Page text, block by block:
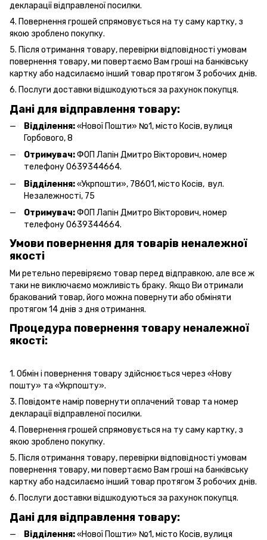
декларації відправленої посилки.
4. Повернення грошей спрямовується на ту саму картку, з
якою зроблено покупку.
5. Після отримання товару, перевірки відповідності умовам
повернення товару, ми повертаємо Вам гроші на банківську
картку або надсилаємо інший товар протягом 3 робочих днів.
6. Послуги доставки відшкодуються за рахунок покупця.
Дані для відправлення товару:
Відділення:«Нової Пошти» №1, місто Косів, вулиця
Горбового, 8
Отримувач:ФОП Лапін Дмитро Вікторович, номер
телефону 0639344664.
Відділення:«Укрпошти», 78601, місто Косів, вул.
Незалежності, 75
Отримувач:ФОП Лапін Дмитро Вікторович, номер
телефону 0639344664.
Умови повернення для товарів неналежної
якості
Ми ретельно перевіряємо товар перед відправкою, але все ж
таки не виключаємо можливість браку. Якщо Ви отримали
бракований товар, його можна повернути або обміняти
протягом 14 днів з дня отримання.
Процедура повернення товару неналежної
якості:
1. Обмін і повернення товару здійснюється через «Нову
пошту» та «Укрпошту».
3. Повідомте намір повернути оплачений товар та номер
декларації відправленої посилки.
4. Повернення грошей спрямовується на ту саму картку, з
якою зроблено покупку.
5. Після отримання товару, перевірки відповідності умовам
повернення товару, ми повертаємо Вам гроші на банківську
картку або надсилаємо інший товар протягом 3 робочих днів.
6. Послуги доставки відшкодуються за рахунок покупця.
Дані для відправлення товару:
Відділення:«Нової Пошти» №1, місто Косів, вулиця